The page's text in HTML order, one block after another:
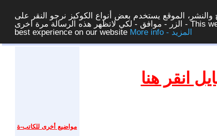
الموقع يستخدم بعض أنواع الكوكيز نرجو النقر على
الزر - موافق - لكي لاتظهر هذه الرسالة مرة اخرى - This website uses cookies to ensure you get the
best experience on our website
More info - المزيد
غلق
مواضيع أخرى للكاتب-ة
انقر هنا